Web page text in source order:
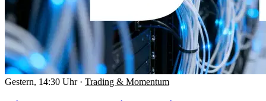
Gestern, 14:30 Uhr · Trading & Momentum